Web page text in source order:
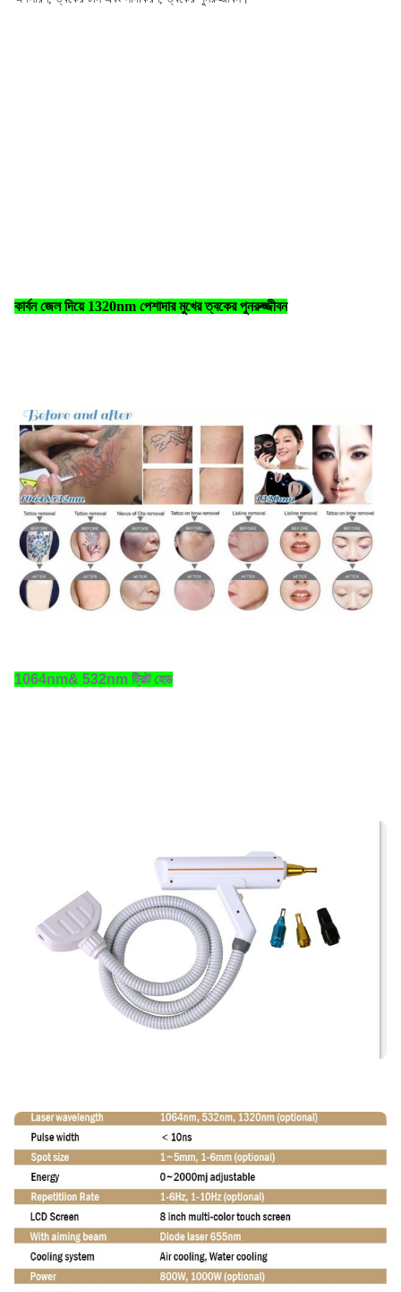
কার্বন জেল দিয়ে 1320nm পেশাদার মুখের ত্বকের পুনরুজ্জীবন
1064nm& 532nm ট্রিট হেড